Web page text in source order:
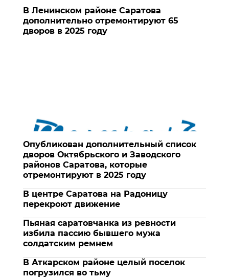
В Ленинском районе Саратова
дополнительно отремонтируют 65
дворов в 2025 году
Опубликован дополнительный список
дворов Октябрьского и Заводского
районов Саратова, которые
отремонтируют в 2025 году
В центре Саратова на Радоницу
перекроют движение
Пьяная саратовчанка из ревности
избила пассию бывшего мужа
солдатским ремнем
В Аткарском районе целый поселок
погрузился во тьму